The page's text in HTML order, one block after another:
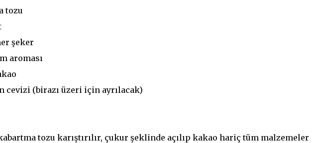
tozu
şeker
aroması
cevizi (birazı üzeri için ayrılacak)
tozu karıştırılır, çukur şeklinde açılıp kakao hariç tüm malzemeler